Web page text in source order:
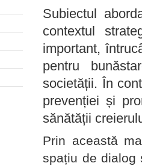
Subiectul
contextul
important,
pentru
societății. În
prevenției și
sănătății
Prin această
spațiu de dialog